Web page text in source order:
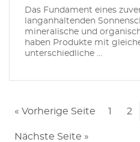
Das Fundament eines
langanhaltenden
mineralische und
haben Produkte mit
unterschiedliche ...
« Vorherige Seite 1 2
Nächste Seite »